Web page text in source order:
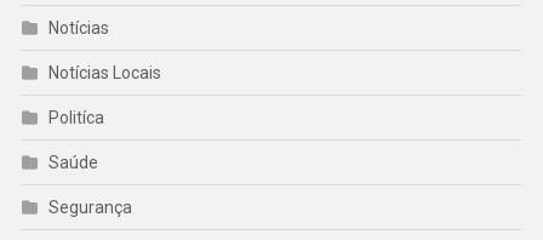
Notícias
Notícias Locais
Politíca
Saúde
Segurança